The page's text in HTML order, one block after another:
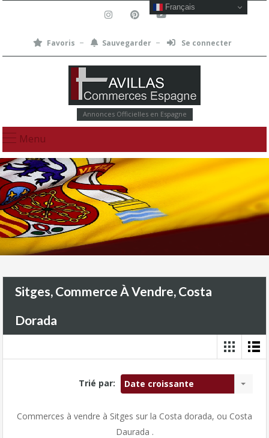
Favoris Sauvegarder Se connecter
Annonces Officielles en Espagne
Menu
Sitges, Commerce À Vendre, Costa
Dorada
Trié par: Date croissante
Commerces à vendre à Sitges sur la Costa dorada, ou Costa
Daurada .
Français